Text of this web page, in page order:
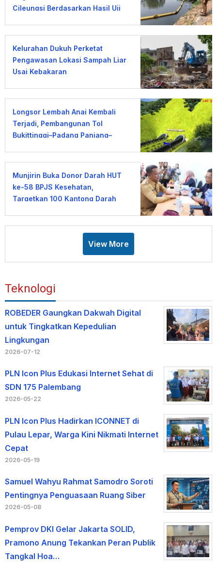
Cileungsi Berdasarkan Hasil Uji
Kelurahan Dukuh Perketat
Pengawasan Lokasi Sampah Liar
Usai Kebakaran
Longsor Lembah Anai Kembali
Terjadi, Pembangunan Tol
Bukittinggi–Padang Panjang–
Munjirin Buka Donor Darah HUT
ke-58 BPJS Kesehatan,
Targetkan 100 Kantong Darah
View More
Teknologi
ROBEDER Gaungkan Dakwah Digital
untuk Tingkatkan Kepedulian
Lingkungan
2026-07-12
PLN Icon Plus Edukasi Internet Sehat di
SDN 175 Palembang
2026-05-22
PLN Icon Plus Hadirkan ICONNET di
Pulau Lepar, Warga Kini Nikmati Internet
Cepat
2026-05-19
Samuel Wahyu Rahmat Samodro Soroti
Pentingnya Penguasaan Ruang Siber
2026-05-08
Pemprov DKI Gelar Jakarta SOLID,
Pramono Anung Tekankan Peran Publik
Tangkal Hoa…